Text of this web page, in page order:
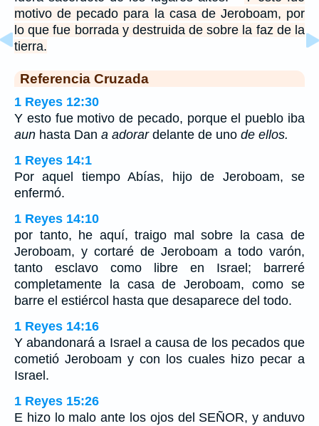
motivo de pecado para la casa de Jeroboam, por
lo que fue borrada y destruida de sobre la faz de la
tierra.
Referencia Cruzada
1 Reyes 12:30
Y esto fue motivo de pecado, porque el pueblo iba
aun hasta Dan a adorardelante de uno de ellos.
1 Reyes 14:1
Por aquel tiempo Abías, hijo de Jeroboam, se
enfermó.
1 Reyes 14:10
por tanto, he aquí, traigo mal sobre la casa de
Jeroboam, y cortaré de Jeroboam a todo varón,
tanto esclavo como libre en Israel; barreré
completamente la casa de Jeroboam, como se
barre el estiércol hasta que desaparece del todo.
1 Reyes 14:16
Y abandonará a Israel a causa de los pecados que
cometió Jeroboam y con los cuales hizo pecar a
Israel.
1 Reyes 15:26
E hizo lo malo ante los ojos del SEÑOR, y anduvo